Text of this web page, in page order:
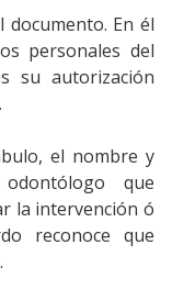
En él
personales del
su autorización
el nombre y
que
la intervención ó
reconoce que